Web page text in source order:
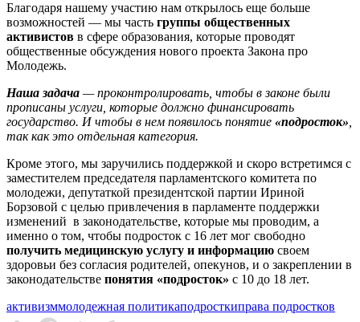
Благодаря нашему участию нам открылось еще больше
возможностей — мы часть группы общественных
активистов в сфере образования, которые проводят
общественные обсуждения нового проекта Закона про
Молодежь.
Наша задача — проконтролировать, чтобы в законе были
прописаны услуги, которые должно финансировать
государство. И чтобы в нем появилось понятие «подросток»,
так как это отдельная категория.
Кроме этого, мы заручились поддержкой и скоро встретимся с
заместителем председателя парламентского комитета по
молодежи, депутаткой президентской партии Ириной
Борзовой с целью привлечения в парламенте поддержки
изменений в законодательстве, которые мы проводим, а
именно о том, чтобы подросток с 16 лет мог свободно
получить медицинскую услугу и информацию своем
здоровьи без согласия родителей, опекунов, и о закреплении в
законодательстве понятия «подросток» с 10 до 18 лет.
активизммолодежная политикаподросткиправа подростков